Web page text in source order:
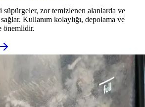
zor temizlenen alanlarda ve
Kullanım kolaylığı, depolama ve
önemlidir.